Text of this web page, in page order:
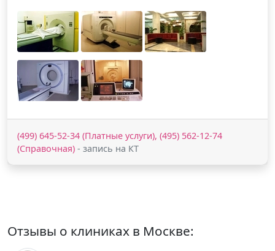
(499) 645-52-34 (Платные услуги), (495) 562-12-74
(Справочная) - запись на КТ
Отзывы о клиниках в Москве: